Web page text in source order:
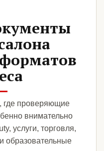
где проверяющие
внимательно
услуги, торговля,
образовательные